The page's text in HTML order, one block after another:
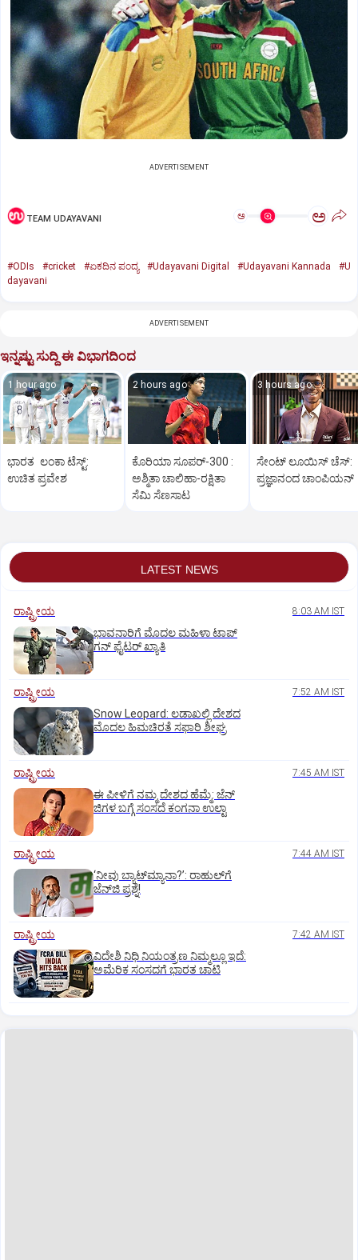
ADVERTISEMENT
TEAM UDAYAVANI ಅ ಅ
#ODIs #cricket #ಏಕದಿನ ಪಂದ್ಯ #Udayavani Digital #Udayavani Kannada
#U
dayavani
ADVERTISEMENT
ಇನ್ನಷ್ಟು ಸುದ್ದಿ ಈ ವಿಭಾಗದಿಂದ
1 hour ago
ಭಾರತ ಲಂಕಾ ಟೆಸ್ಟ್:
ಉಚಿತ ಪ್ರವೇಶ
2 hours ago
ಕೊರಿಯಾ ಸೂಪರ್‌-300 :
ಅಶ್ಮಿತಾ ಚಾಲಿಹಾ-ರಕ್ಷಿತಾ
ಸೆಮಿ ಸೆಣಸಾಟ
3 hours ago
ಸೇಂಟ್‌ ಲೂಯಿಸ್‌ ಚೆಸ್‌:
ಪ್ರಜ್ಞಾನಂದ ಚಾಂಪಿಯನ್‌
LATEST NEWS
ರಾಷ್ಟ್ರೀಯ 8:03 AM IST
ಭಾವನಾರಿಗೆ ಮೊದಲ ಮಹಿಳಾ ಟಾಪ್‌
ಗನ್‌ ಫೈಟರ್‌ ಖ್ಯಾತಿ
ರಾಷ್ಟ್ರೀಯ 7:52 AM IST
Snow Leopard: ಲಡಾಖಲ್ಲಿ ದೇಶದ
ಮೊದಲ ಹಿಮಚಿರತೆ ಸಫಾರಿ ಶೀಘ್ರ
ರಾಷ್ಟ್ರೀಯ 7:45 AM IST
ಈ ಪೀಳಿಗೆ ನಮ್ಮ ದೇಶದ ಹೆಮ್ಮೆ: ಜೆನ್‌
ಜಿಗಳ ಬಗ್ಗೆ ಸಂಸದೆ ಕಂಗನಾ ಉಲ್ಟಾ
ರಾಷ್ಟ್ರೀಯ 7:44 AM IST
‘ನೀವು ಬ್ಯಾಟ್‌ಮ್ಯಾನಾ?’: ರಾಹುಲ್‌ಗೆ
ಜೆನ್‌ಜಿ ಪ್ರಶ್ನೆ!
ರಾಷ್ಟ್ರೀಯ 7:42 AM IST
ವಿದೇಶಿ ನಿಧಿ ನಿಯಂತ್ರಣ ನಿಮ್ಮಲ್ಲೂ ಇದೆ:
ಅಮೆರಿಕ ಸಂಸದಗೆ ಭಾರತ ಚಾಟಿ